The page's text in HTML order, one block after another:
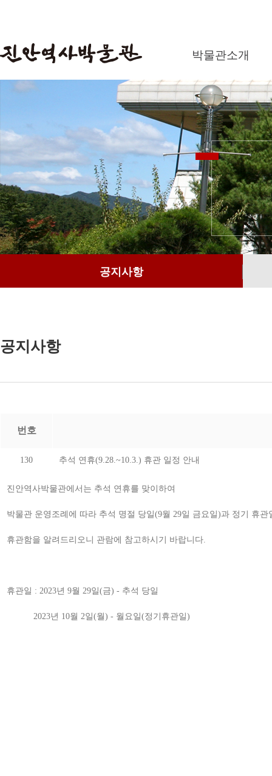
박물관소개
공지사항
공지사항
번호
130 추석 연휴(9.28.~10.3.) 휴관 일정 안내
진안역사박물관에서는 추석 연휴를 맞이하여
박물관 운영조례에 따라 추석 명절 당일(9월 29일 금요일)과 정기 휴
휴관함을 알려드리오니 관람에 참고하시기 바랍니다.
휴관일 : 2023년 9월 29일(금) - 추석 당일
2023년 10월 2일(월) - 월요일(정기휴관일)